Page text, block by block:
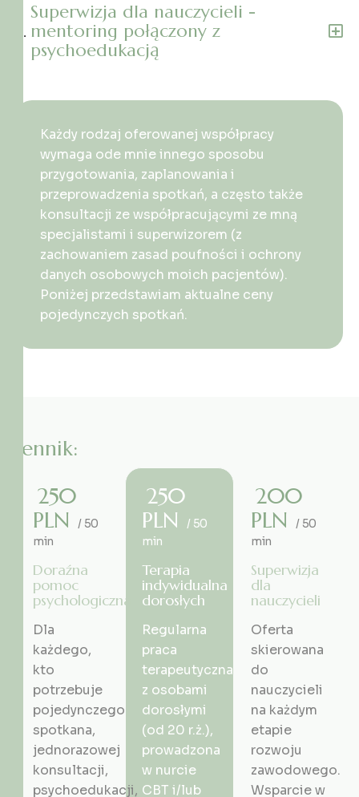
Superwizja dla nauczycieli -
mentoring połączony z
psychoedukacją
Każdy rodzaj oferowanej współpracy
wymaga ode mnie innego sposobu
przygotowania, zaplanowania i
przeprowadzenia spotkań, a często także
konsultacji ze współpracującymi ze mną
specjalistami i superwizorem (z
zachowaniem zasad poufności i ochrony
danych osobowych moich pacjentów).
Poniżej przedstawiam aktualne ceny
pojedynczych spotkań.
ennik:
Doraźna
pomoc
psychologiczna
Dla
każdego,
kto
potrzebuje
pojedynczego
spotkana,
jednorazowej
konsultacji,
psychoedukacji,
250
PLN
/ 50
min
Terapia
indywidualna
dorosłych
Regularna
praca
terapeutyczna
z osobami
dorosłymi
(od 20 r.ż.),
prowadzona
w nurcie
CBT i/lub
250
PLN
/ 50
min
Superwizja
dla
nauczycieli
Oferta
skierowana
do
nauczycieli
na każdym
etapie
rozwoju
zawodowego.
Wsparcie w
200
PLN
/ 50
min